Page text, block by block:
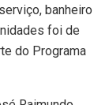
banheiro
foi de
do Programa